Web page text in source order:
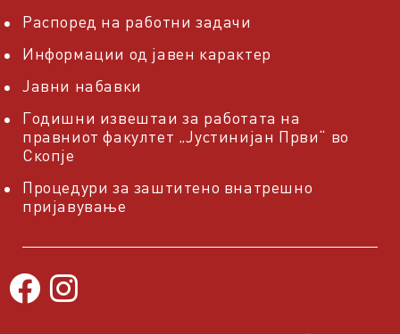
Распоред на работни задачи
Информации од јавен карактер
Јавни набавки
Годишни извештаи за работата на
правниот факултет „Јустинијан Први“ во
Скопје
Процедури за заштитено внатрешно
пријавување